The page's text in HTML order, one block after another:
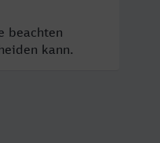
beachten
kann.